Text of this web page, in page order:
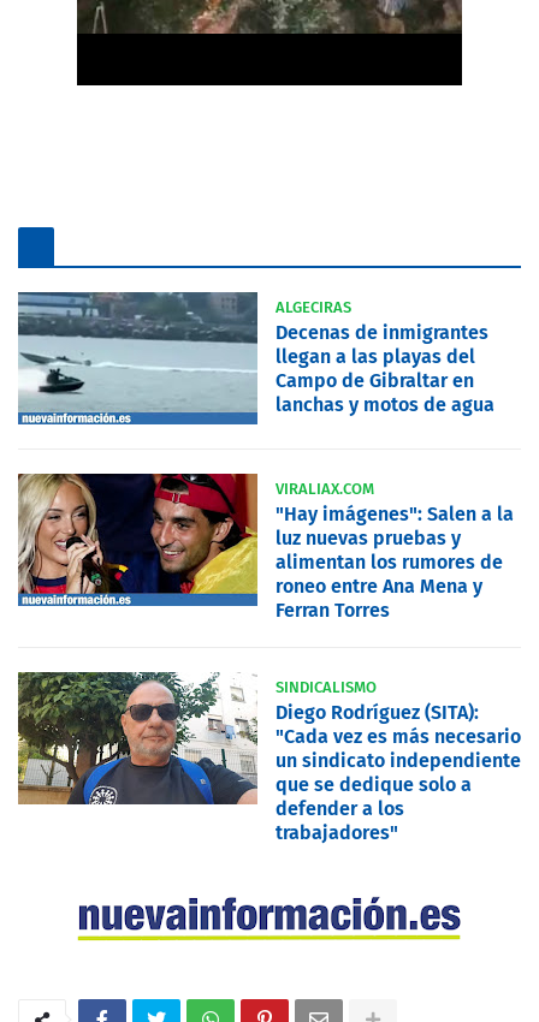
ALGECIRAS
Decenas de inmigrantes
llegan a las playas del
Campo de Gibraltar en
lanchas y motos de agua
VIRALIAX.COM
"Hay imágenes": Salen a la
luz nuevas pruebas y
alimentan los rumores de
roneo entre Ana Mena y
Ferran Torres
SINDICALISMO
Diego Rodríguez (SITA):
"Cada vez es más necesario
un sindicato independiente
que se dedique solo a
defender a los
trabajadores"